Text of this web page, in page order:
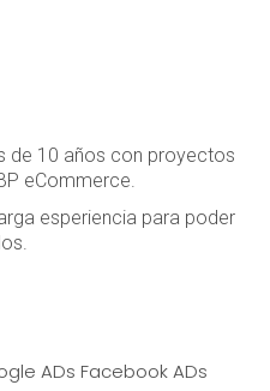
de 10 años con proyectos
eCommerce.
esperiencia para poder
ADs Facebook ADs